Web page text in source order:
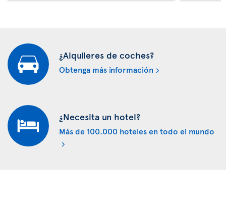
¿Alquileres de coches?
Obtenga más información
¿Necesita un hotel?
Más de 100.000 hoteles en todo el mundo